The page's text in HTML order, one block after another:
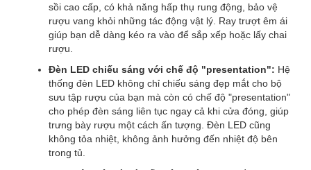
sồi cao cấp, có khả năng hấp thụ rung động, bảo vệ
rượu vang khỏi những tác động vật lý. Ray trượt êm ái
giúp bạn dễ dàng kéo ra vào để sắp xếp hoặc lấy chai
rượu.
Đèn LED chiếu sáng với chế độ "presentation": Hệ
thống đèn LED không chỉ chiếu sáng đẹp mắt cho bộ
sưu tập rượu của bạn mà còn có chế độ "presentation"
cho phép đèn sáng liên tục ngay cả khi cửa đóng, giúp
trưng bày rượu một cách ấn tượng. Đèn LED cũng
không tỏa nhiệt, không ảnh hưởng đến nhiệt độ bên
trong tủ.